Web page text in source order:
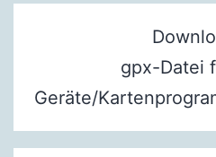
gpx-Datei
Geräte/